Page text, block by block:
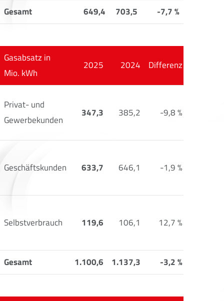
Gesamt 649,4 703,5 -7,7 %
Gasabsatz in
Mio. kWh
2025 2024 Differenz
Privat- und
Gewerbekunden
347,3 385,2 -9,8 %
Geschäftskunden 633,7 646,1 -1,9 %
Selbstverbrauch 119,6 106,1 12,7 %
Gesamt 1.100,6 1.137,3 -3,2 %